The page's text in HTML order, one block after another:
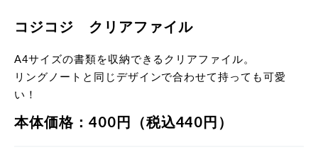
コジコジ クリアファイル
A4サイズの書類を収納できるクリアファイル。
リングノートと同じデザインで合わせて持っても可愛
い！
本体価格：400円（税込440円）